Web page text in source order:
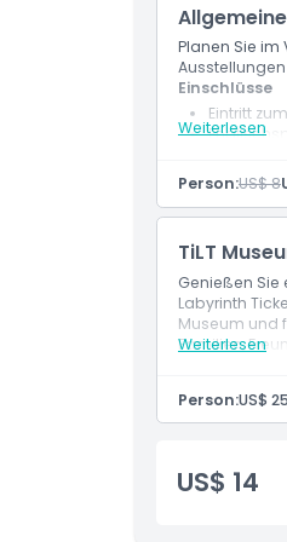
Dinge, die Sie
Wie man
So lösen Sie ein
Planen Sie im
Weiterlesen
Einschlüsse
Eintritt
Person:US$ 8
TiLT
Genießen
Labyrinth
Museum und
Familien,
Weiterlesen
Person:US$ 25
US$ 14